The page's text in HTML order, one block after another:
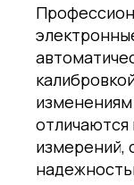
измерений,